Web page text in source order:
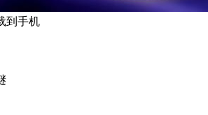
到手机